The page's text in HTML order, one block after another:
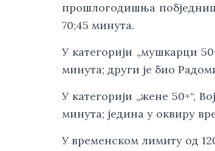
прошлогодишња
70;45 минута.
У категорији „мушкарци
минута; други је био
У категорији „жене 50+“,
минута; једина у оквиру
У временском лимиту од